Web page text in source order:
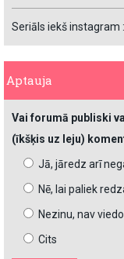
Seriāls iekš instagram
Aptauja
Vai forumā publiski
(īkšķis uz leju)
Jā, jāredz arī
Nē, lai paliek
Nezinu, nav
Cits